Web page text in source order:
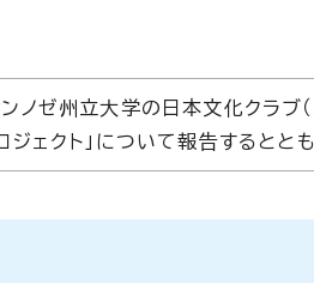
ンノゼ州立大学の日本文化
ジェクト」について報告すると